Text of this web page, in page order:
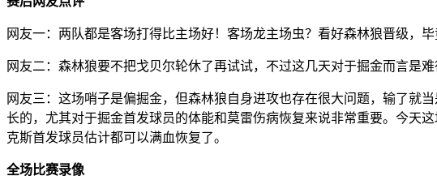
网友一：两队都是客场打得比主场好！客场龙主场虫？看好森林狼晋级，毕
网友二：森林狼要不把戈贝尔轮休了再试试，不过这几天对于掘金而言是难
网友三：这场哨子是偏掘金，但森林狼自身进攻也存在很大问题，输了就
长的，尤其对于掘金首发球员的体能和莫雷伤病恢复来说非常重要。今天
克斯首发球员估计都可以满血恢复了。
全场比赛录像